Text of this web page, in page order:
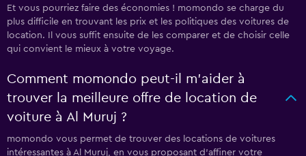
Et vous pourriez faire des économies ! momondo se charge du
plus difficile en trouvant les prix et les politiques des voitures de
location. Il vous suffit ensuite de les comparer et de choisir celle
qui convient le mieux à votre voyage.
Comment momondo peut-il m’aider à
trouver la meilleure offre de location de
voiture à Al Muruj ?
momondo vous permet de trouver des locations de voitures
intéressantes à Al Muruj, en vous proposant d'affiner votre